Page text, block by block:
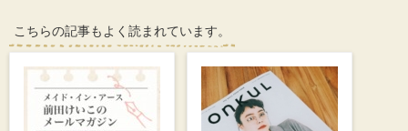
こちらの記事もよく読まれています。